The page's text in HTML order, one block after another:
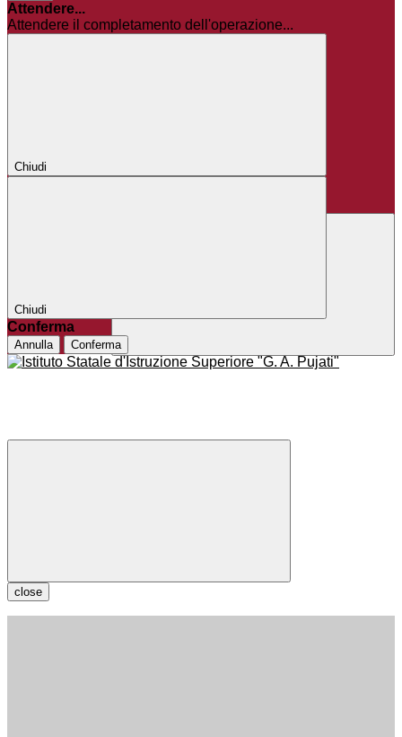
Attendere...
Attendere il completamento dell'operazione...
Chiudi
Chiudi
Conferma
Annulla Conferma
close